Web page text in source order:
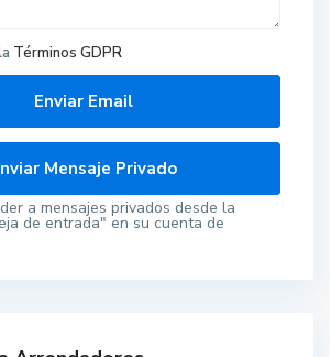
Términos GDPR
a mensajes privados desde la
de entrada" en su cuenta de